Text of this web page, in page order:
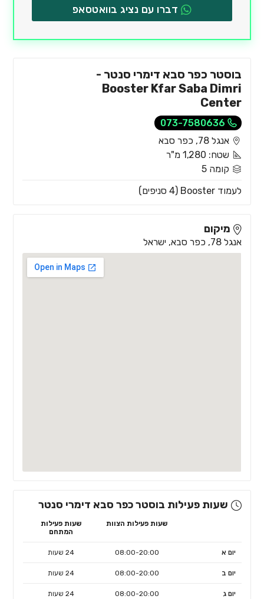
דברו עם נציג בוואטסאפ
בוסטר כפר סבא דימרי סנטר -
Booster Kfar Saba Dimri
Center
073-7580636
אנגל 78, כפר סבא
שטח: 1,280 מ"ר
קומה 5
לעמוד Booster (4 סניפים)
מיקום
אנגל 78, כפר סבא, ישראל
שעות פעילות בוסטר כפר סבא דימרי סנטר
שעות פעילות הצוות
שעות פעילות
המתחם
יום א 08:00-20:00 24 שעות
יום ב 08:00-20:00 24 שעות
יום ג 08:00-20:00 24 שעות